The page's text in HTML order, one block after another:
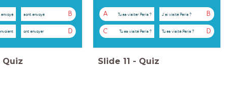
envoyé B
sont envoyé
D
ont envoyer
Quiz
A Tu as visiter Paris ? B
J'ai visité Paris ?
C Tu as visité Paris ? D
Tu es visité Paris ?
Slide 11 - Quiz